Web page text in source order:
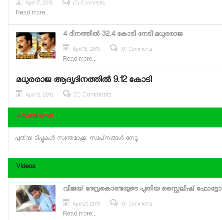
April 17, 2019 (0) Comments
Read more...
4 ദിനത്തിൽ 32.4 കോടി നേടി മധുരരാജ
April 16, 2019 (0) Comments
Read more...
മധുരരാജ ആദ്യദിനത്തിൽ 9.12 കോടി
April 13, 2019 (0) Comments
Advertisemet
പുതിയ ടിപ്പുകള്‍ സ്വന്തമാക്കൂ, സ്വപ്‌നങ്ങള്‍ നേടൂ
Videos
വിജയ് ദേവ്രകൊണ്ടയുടെ പുതിയ സ്റ്റൈലിഷ്
April 21, 2019 (0) Comments
Read more...